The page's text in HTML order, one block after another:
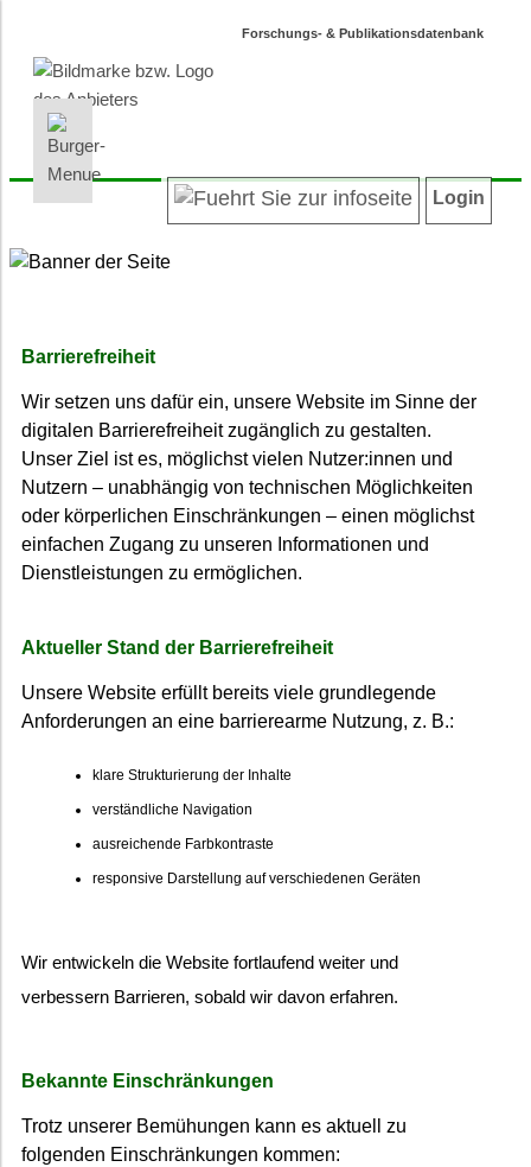
Forschungs- & Publikationsdatenbank
INFORMATIONEN | SUCHEN
Autoren/innenverzeichnis
Datenschutz
LOGIN
Login
Barrierefreiheit
Wir setzen uns dafür ein, unsere Website im Sinne der
digitalen Barrierefreiheit zugänglich zu gestalten.
Unser Ziel ist es, möglichst vielen Nutzer:innen und
Nutzern – unabhängig von technischen Möglichkeiten
oder körperlichen Einschränkungen – einen möglichst
einfachen Zugang zu unseren Informationen und
Dienstleistungen zu ermöglichen.
Aktueller Stand der Barrierefreiheit
Unsere Website erfüllt bereits viele grundlegende
Anforderungen an eine barrierearme Nutzung, z. B.:
klare Strukturierung der Inhalte
verständliche Navigation
ausreichende Farbkontraste
responsive Darstellung auf verschiedenen Geräten
Wir entwickeln die Website fortlaufend weiter und
verbessern Barrieren, sobald wir davon erfahren.
Bekannte Einschränkungen
Trotz unserer Bemühungen kann es aktuell zu
folgenden Einschränkungen kommen: